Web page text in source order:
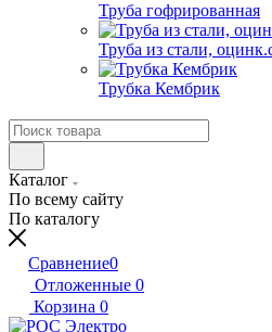
Труба гофрированная
Труба из стали,
Трубка Кембрик
Каталог
По всему сайту
По каталогу
Сравнение0
Отложенные 0
Корзина 0